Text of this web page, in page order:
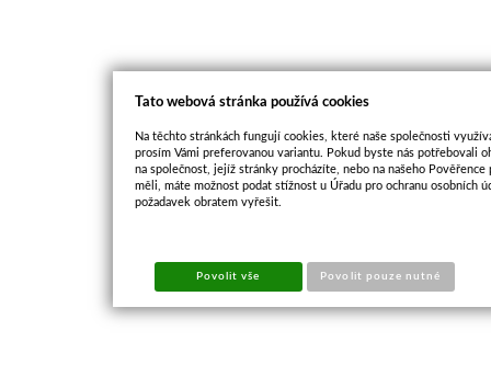
Tato webová stránka používá cookies
Na těchto stránkách fungují cookies, které naše společnosti
prosím Vámi preferovanou variantu. Pokud byste nás potřebovali
na společnost, jejíž stránky procházíte, nebo na našeho
měli, máte možnost podat stížnost u Úřadu pro ochranu osobních
požadavek obratem vyřešit.
Povolit vše Povolit pouze nutné